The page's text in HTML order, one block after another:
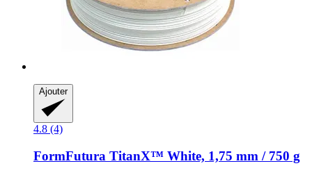
Ajouter
4.8 (4)
FormFutura TitanX™ White, 1,75 mm / 750 g